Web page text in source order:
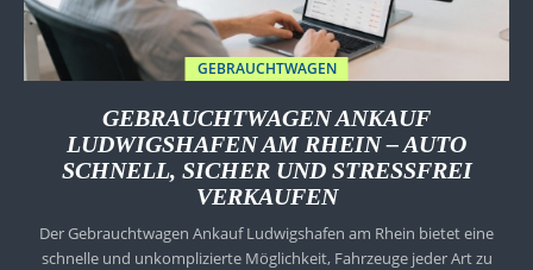
GEBRAUCHTWAGEN
GEBRAUCHTWAGEN ANKAUF
LUDWIGSHAFEN AM RHEIN – AUTO
SCHNELL, SICHER UND STRESSFREI
VERKAUFEN
Der Gebrauchtwagen Ankauf Ludwigshafen am Rhein bietet eine
schnelle und unkomplizierte Möglichkeit, Fahrzeuge jeder Art zu